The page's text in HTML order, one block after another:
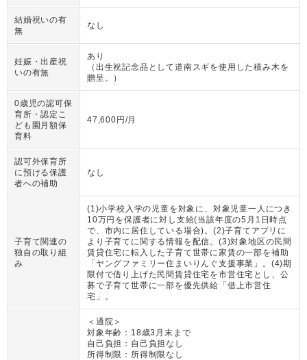
結婚祝いの有
無
なし
妊娠・出産祝
いの有無
あり
（ 出生祝記念品として道南スギを使用した積み木を
贈呈。
）
0歳児の認可保
育所・認定こ
ども園月額保
育料
47,600円/月
認可外保育所
に預ける保護
者への補助
なし
子育て関連の
独自の取り組
み
(1)小学校入学の児童を対象に、対象児童一人につき
10万円を保護者に対し支給(当該年度の5月1日時点
で、市内に居住している場合)。(2)子育てアプリに
より子育てに関する情報を配信。(3)対象地区の民間
賃貸住宅に転入した子育て世帯に家賃の一部を補助
「ヤングファミリー住まいりんぐ支援事業」。(4)期
限付で借り上げた民間賃貸住宅を市営住宅とし、公
募で子育て世帯に一部を優先供給「借上市営住
宅」。
＜通院＞
対象年齢： 18歳3月末まで
自己負担： 自己負担なし
所得制限： 所得制限なし